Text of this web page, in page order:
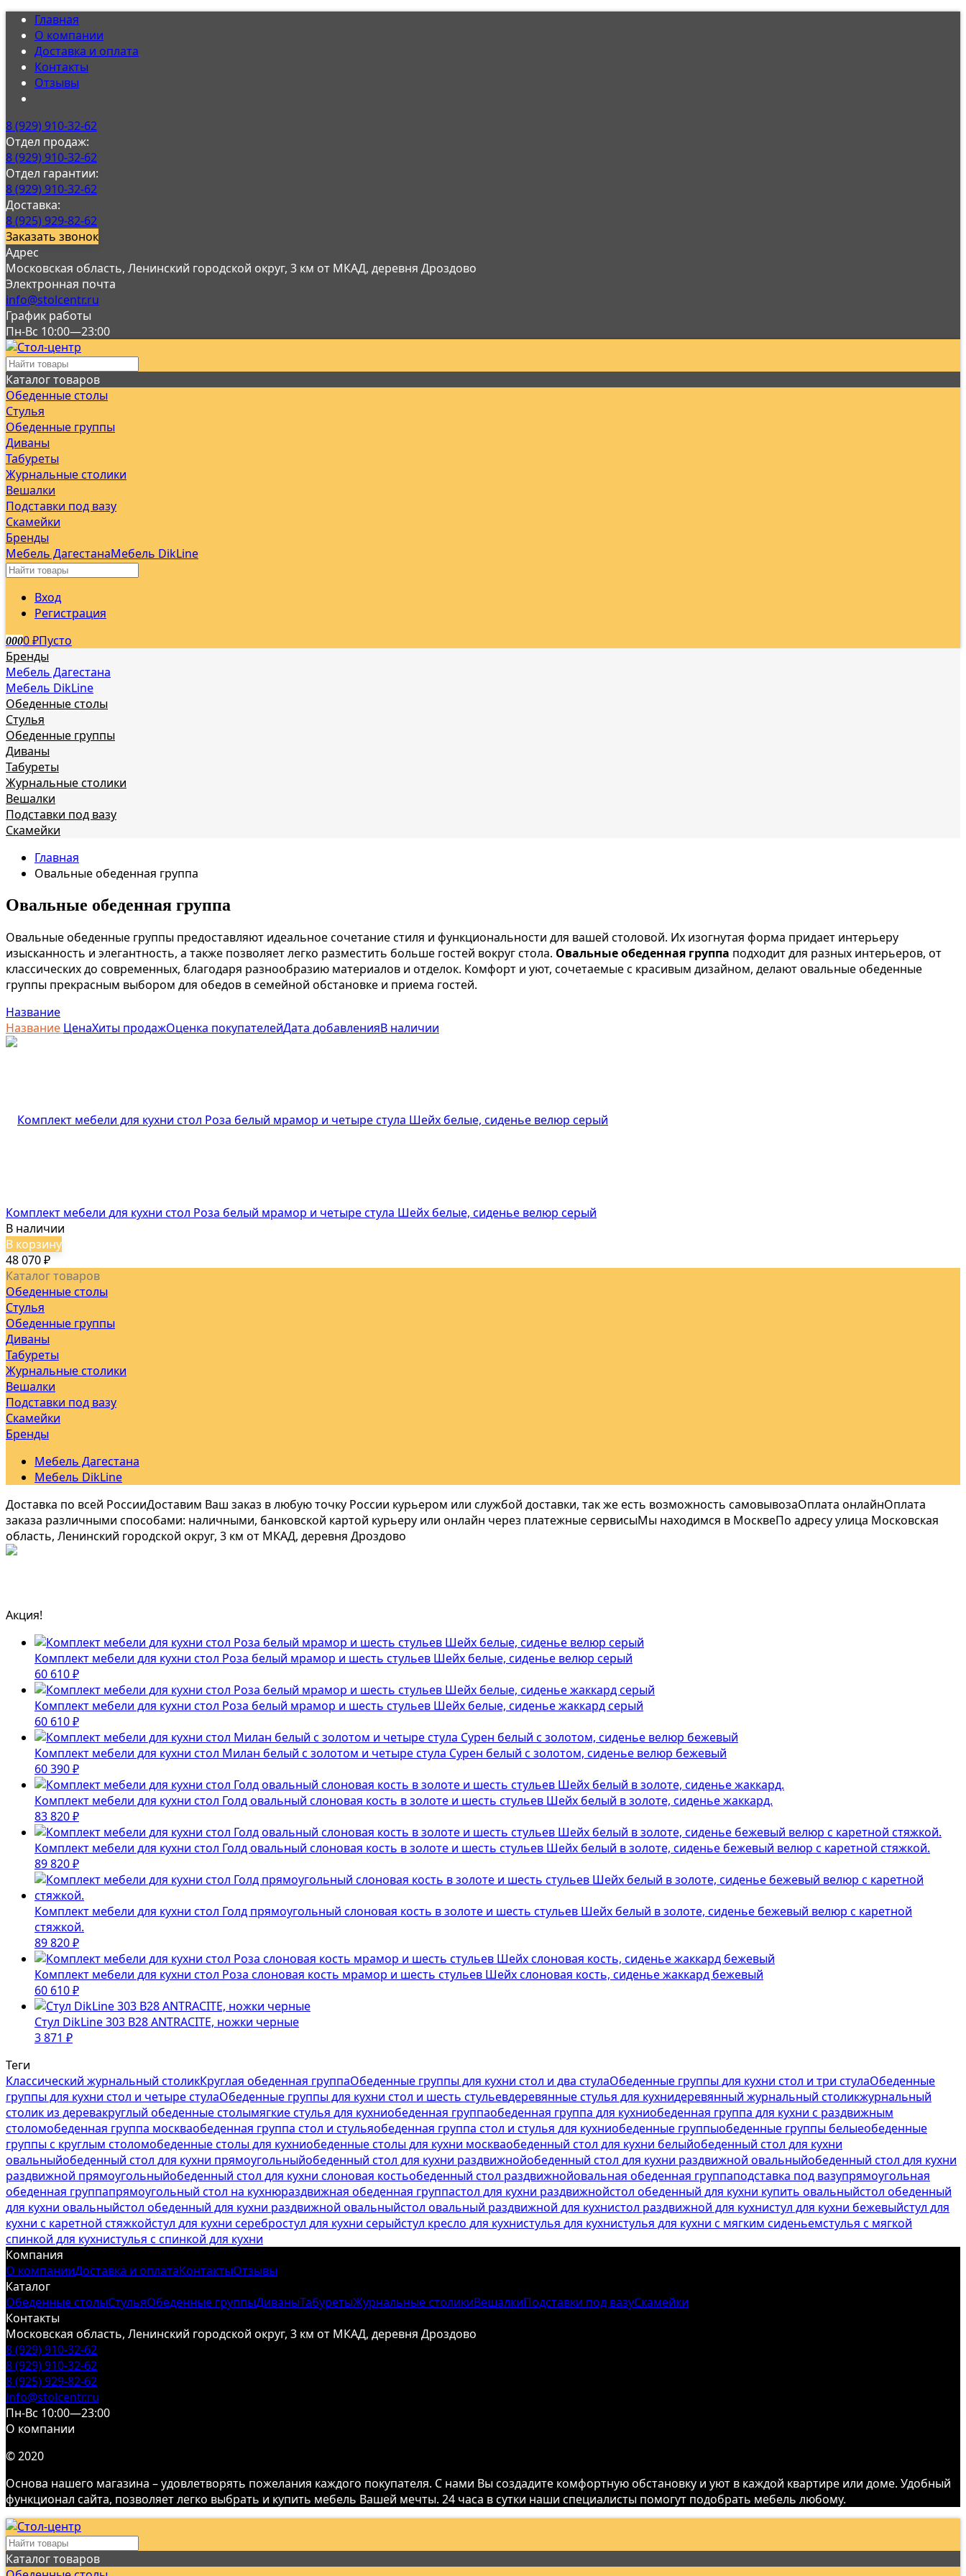
Главная
О компании
Доставка и оплата
Контакты
Отзывы
8 (929) 910-32-62
Отдел продаж:
8 (929) 910-32-62
Отдел гарантии:
8 (929) 910-32-62
Доставка:
8 (925) 929-82-62
Заказать звонок
Адрес
Московская область, Ленинский городской округ, 3 км от МКАД, деревня Дроздово
Электронная почта
info@stolcentr.ru
График работы
Пн-Вс 10:00—23:00
Каталог товаров
Обеденные столы
Стулья
Обеденные группы
Диваны
Табуреты
Журнальные столики
Вешалки
Подставки под вазу
Скамейки
Бренды
Мебель ДагестанаМебель DikLine
Вход
Регистрация
0000 ₽Пусто
Бренды
Мебель Дагестана
Мебель DikLine
Обеденные столы
Стулья
Обеденные группы
Диваны
Табуреты
Журнальные столики
Вешалки
Подставки под вазу
Скамейки
Главная
Овальные обеденная группа
Овальные обеденная группа
Овальные обеденные группы предоставляют идеальное сочетание стиля и функциональности для вашей столовой. Их изогнутая форма придает интерьеру
изысканность и элегантность, а также позволяет легко разместить больше гостей вокруг стола. Овальные обеденная группа подходит для разных интерьеров, от
классических до современных, благодаря разнообразию материалов и отделок. Комфорт и уют, сочетаемые с красивым дизайном, делают овальные обеденные
группы прекрасным выбором для обедов в семейной обстановке и приема гостей.
Название
Название ЦенаХиты продажОценка покупателейДата добавленияВ наличии
Комплект мебели для кухни стол Роза белый мрамор и четыре стула Шейх белые, сиденье велюр серый
В наличии
В корзину
48 070 ₽
Каталог товаров
Обеденные столы
Стулья
Обеденные группы
Диваны
Табуреты
Журнальные столики
Вешалки
Подставки под вазу
Скамейки
Бренды
Мебель Дагестана
Мебель DikLine
Доставка по всей РоссииДоставим Ваш заказ в любую точку России курьером или службой доставки, так же есть возможность самовывозаОплата онлайнОплата
заказа различными способами: наличными, банковской картой курьеру или онлайн через платежные сервисыМы находимся в МосквеПо адресу улица Московская
область, Ленинский городской округ, 3 км от МКАД, деревня Дроздово
Акция!
Комплект мебели для кухни стол Роза белый мрамор и шесть стульев Шейх белые, сиденье велюр серый
60 610 ₽
Комплект мебели для кухни стол Роза белый мрамор и шесть стульев Шейх белые, сиденье жаккард серый
60 610 ₽
Комплект мебели для кухни стол Милан белый с золотом и четыре стула Сурен белый с золотом, сиденье велюр бежевый
60 390 ₽
Комплект мебели для кухни стол Голд овальный слоновая кость в золоте и шесть стульев Шейх белый в золоте, сиденье жаккард.
83 820 ₽
Комплект мебели для кухни стол Голд овальный слоновая кость в золоте и шесть стульев Шейх белый в золоте, сиденье бежевый велюр с каретной стяжкой.
89 820 ₽
Комплект мебели для кухни стол Голд прямоугольный слоновая кость в золоте и шесть стульев Шейх белый в золоте, сиденье бежевый велюр с каретной
стяжкой.
89 820 ₽
Комплект мебели для кухни стол Роза слоновая кость мрамор и шесть стульев Шейх слоновая кость, сиденье жаккард бежевый
60 610 ₽
Стул DikLine 303 B28 ANTRACITE, ножки черные
3 871 ₽
Теги
Классический журнальный столикКруглая обеденная группаОбеденные группы для кухни стол и два стулаОбеденные группы для кухни стол и три стулаОбеденные
группы для кухни стол и четыре стулаОбеденные группы для кухни стол и шесть стульевдеревянные стулья для кухнидеревянный журнальный столикжурнальный
столик из деревакруглый обеденные столымягкие стулья для кухниобеденная группаобеденная группа для кухниобеденная группа для кухни с раздвижным
столомобеденная группа москваобеденная группа стол и стульяобеденная группа стол и стулья для кухниобеденные группыобеденные группы белыеобеденные
группы с круглым столомобеденные столы для кухниобеденные столы для кухни москваобеденный стол для кухни белыйобеденный стол для кухни
овальныйобеденный стол для кухни прямоугольныйобеденный стол для кухни раздвижнойобеденный стол для кухни раздвижной овальныйобеденный стол для кухни
раздвижной прямоугольныйобеденный стол для кухни слоновая костьобеденный стол раздвижнойовальная обеденная группаподставка под вазупрямоугольная
обеденная группапрямоугольный стол на кухнюраздвижная обеденная группастол для кухни раздвижнойстол обеденный для кухни купить овальныйстол обеденный
для кухни овальныйстол обеденный для кухни раздвижной овальныйстол овальный раздвижной для кухнистол раздвижной для кухнистул для кухни бежевыйстул для
кухни с каретной стяжкойстул для кухни серебростул для кухни серыйстул кресло для кухнистулья для кухнистулья для кухни с мягким сиденьемстулья с мягкой
спинкой для кухнистулья с спинкой для кухни
Компания
О компанииДоставка и оплатаКонтактыОтзывы
Каталог
Обеденные столыСтульяОбеденные группыДиваныТабуретыЖурнальные столикиВешалкиПодставки под вазуСкамейки
Контакты
Московская область, Ленинский городской округ, 3 км от МКАД, деревня Дроздово
8 (929) 910-32-62
8 (929) 910-32-62
8 (925) 929-82-62
info@stolcentr.ru
Пн-Вс 10:00—23:00
О компании
© 2020
Основа нашего магазина – удовлетворять пожелания каждого покупателя. С нами Вы создадите комфортную обстановку и уют в каждой квартире или доме. Удобный
функционал сайта, позволяет легко выбрать и купить мебель Вашей мечты. 24 часа в сутки наши специалисты помогут подобрать мебель любому.
Каталог товаров